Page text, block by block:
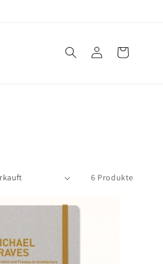
EinloggenWarenkorb
6 Produkte